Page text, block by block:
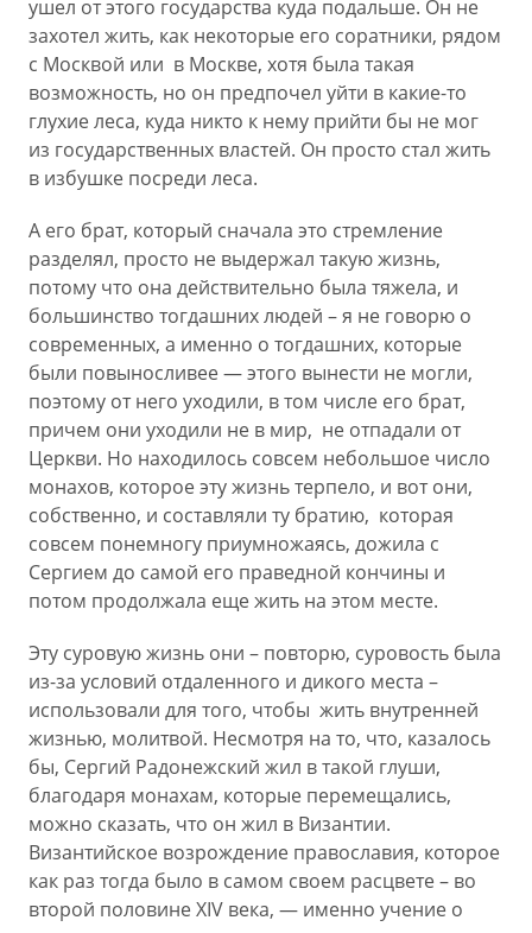
ушел от этого государства куда подальше. Он не
захотел жить, как некоторые его соратники, рядом
с Москвой или в Москве, хотя была такая
возможность, но он предпочел уйти в какие-то
глухие леса, куда никто к нему прийти бы не мог
из государственных властей. Он просто стал жить
в избушке посреди леса.
А его брат, который сначала это стремление
разделял, просто не выдержал такую жизнь,
потому что она действительно была тяжела, и
большинство тогдашних людей – я не говорю о
современных, а именно о тогдашних, которые
были повыносливее — этого вынести не могли,
поэтому от него уходили, в том числе его брат,
причем они уходили не в мир, не отпадали от
Церкви. Но находилось совсем небольшое число
монахов, которое эту жизнь терпело, и вот они,
собственно, и составляли ту братию, которая
совсем понемногу приумножаясь, дожила с
Сергием до самой его праведной кончины и
потом продолжала еще жить на этом месте.
Эту суровую жизнь они – повторю, суровость была
из-за условий отдаленного и дикого места –
использовали для того, чтобы жить внутренней
жизнью, молитвой. Несмотря на то, что, казалось
бы, Сергий Радонежский жил в такой глуши,
благодаря монахам, которые перемещались,
можно сказать, что он жил в Византии.
Византийское возрождение православия, которое
как раз тогда было в самом своем расцвете – во
второй половине XIV века, — именно учение о